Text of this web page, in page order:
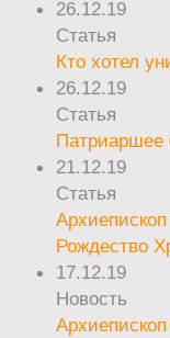
26.12.19
Статья
Кто хотел
26.12.19
Статья
Патриаршее
21.12.19
Статья
Рождество
17.12.19
Новость